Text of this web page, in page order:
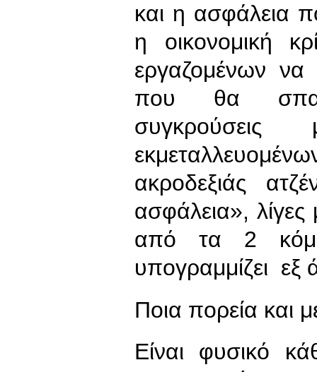
και η ασφάλεια
η οικονομική
εργαζομένων να
που θα
ακροδεξιάς
ασφάλεια», λίγες
από τα 2
υπογραμμίζει εξ
Ποια πορεία και
Είναι φυσικό